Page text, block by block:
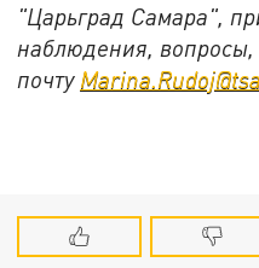
"Царьград Самара",
наблюдения, вопросы,
почту